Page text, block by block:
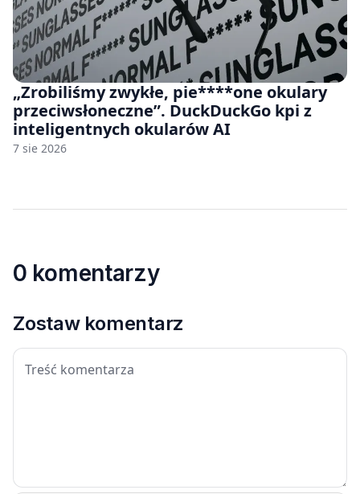
„Zrobiliśmy zwykłe, pie****one okulary
przeciwsłoneczne”. DuckDuckGo kpi z
inteligentnych okularów AI
7 sie 2026
0 komentarzy
Zostaw komentarz